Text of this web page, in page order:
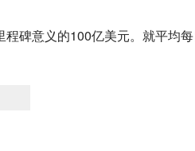
碑意义的100亿美元。就平均